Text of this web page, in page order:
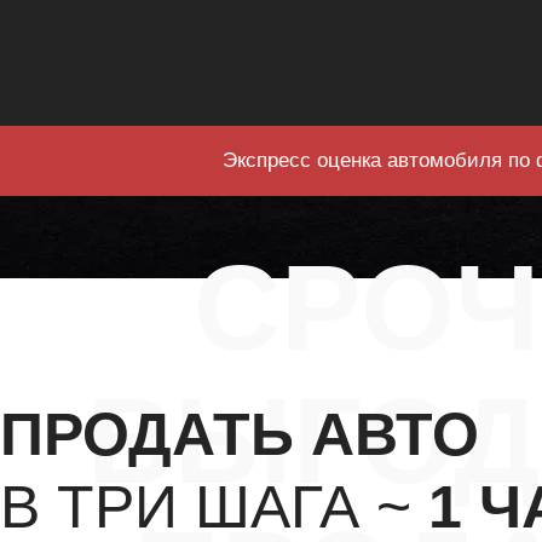
Экспресс оценка автомобиля
ПРОДАТЬ АВТО
В ТРИ ШАГА ~ 1